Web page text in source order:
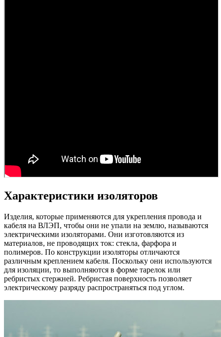
Характеристики изоляторов
Изделия, которые применяются для укрепления провода и
кабеля на ВЛЭП, чтобы они не упали на землю, называются
электрическими изоляторами. Они изготовляются из
материалов, не проводящих ток: стекла, фарфора и
полимеров. По конструкции изоляторы отличаются
различным креплением кабеля. Поскольку они используются
для изоляции, то выполняются в форме тарелок или
ребристых стержней. Ребристая поверхность позволяет
электрическому разряду распространяться под углом.